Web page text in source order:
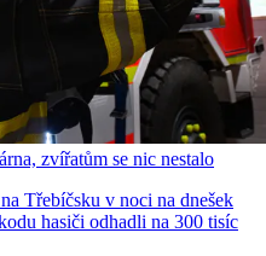
zvířatům se nic nestalo
Třebíčsku v noci na dnešek
hasiči odhadli na 300 tisíc